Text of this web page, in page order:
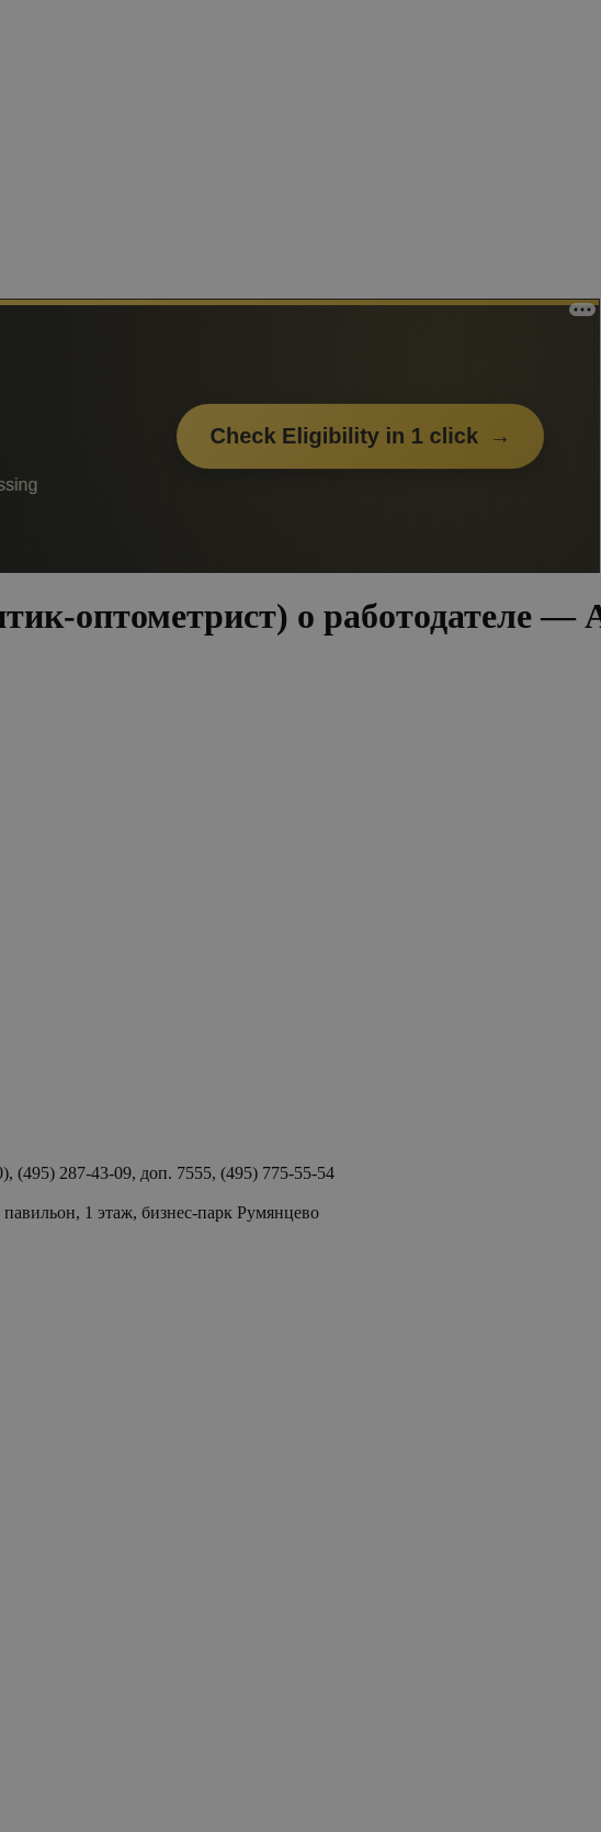
оптометрист) о работодателе
(495) 287-43-09, доп. 7555, (495) 775-55-54
Румянцево д (Румянцево), ст1 блок А - 137А павильон, 1 этаж, бизнес-парк Румянцево